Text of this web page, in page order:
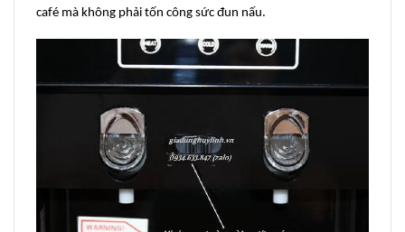
café mà không phải tốn công sức đun nấu.